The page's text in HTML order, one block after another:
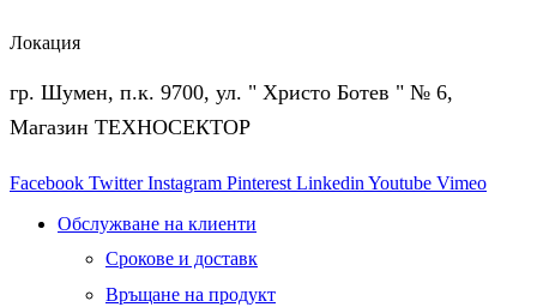
Локация
гр. Шумен, п.к. 9700, ул. " Христо Ботев " № 6,
Магазин ТЕХНОСЕКТОР
Facebook Twitter Instagram Pinterest Linkedin Youtube Vimeo
Обслужване на клиенти
Срокове и доставк
Връщане на продукт